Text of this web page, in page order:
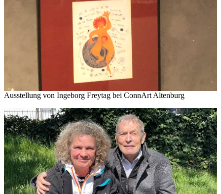
Ausstellung von Ingeborg Freytag bei ConnArt Altenburg